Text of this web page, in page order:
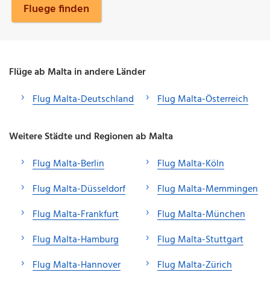
Fluege finden
Flüge ab Malta in andere Länder
Flug Malta-Deutschland
Flug Malta-Österreich
Weitere Städte und Regionen ab Malta
Flug Malta-Berlin
Flug Malta-Düsseldorf
Flug Malta-Frankfurt
Flug Malta-Hamburg
Flug Malta-Hannover
Flug Malta-Köln
Flug Malta-Memmingen
Flug Malta-München
Flug Malta-Stuttgart
Flug Malta-Zürich